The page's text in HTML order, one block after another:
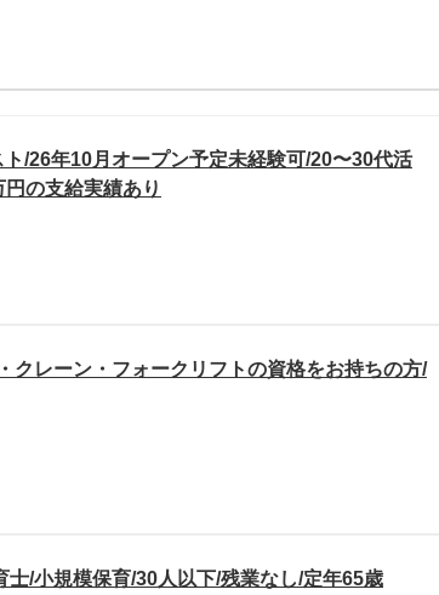
/26年10月オープン予定未経験可/20〜30代活
の支給実績あり
クレーン・フォークリフトの資格をお持ちの方/
/小規模保育/30人以下/残業なし/定年65歳